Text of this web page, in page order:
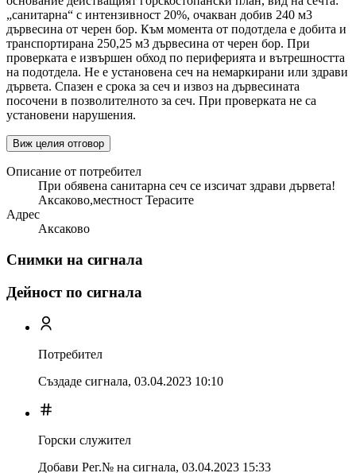
„санитарна“ с интензивност 20%, очакван добив 240 м3
дървесина от черен бор. Към момента от подотдела е добита и
транспортирана 250,25 м3 дървесина от черен бор. При
проверката е извършен обход по периферията и вътрешността
на подотдела. Не е установена сеч на немаркирани или здрави
дървета. Спазен е срока за сеч и извоз на дървесината
посочени в позволителното за сеч. При проверката не са
установени нарушения.
Виж целия отговор
Описание от потребител
При обявена санитарна сеч се изсичат здрави дървета!
Аксаково,местност Терасите
Адрес
Аксаково
Снимки на сигнала
Дейност по сигнала
Потребител
Създаде сигнала, 03.04.2023 10:10
Горски служител
Добави Рег.№ на сигнала, 03.04.2023 15:33